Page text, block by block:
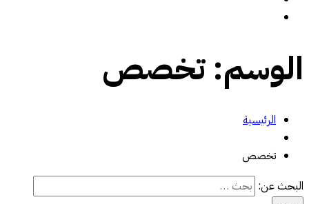
الوسم:تخصص
الرئيسية
تخصص
البحث عن: